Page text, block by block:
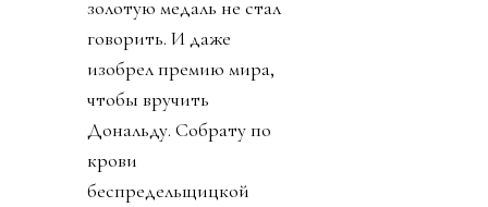
золотую медаль не стал
говорить. И даже
изобрел премию мира,
чтобы вручить
Дональду. Собрату по
крови
беспредельщицкой